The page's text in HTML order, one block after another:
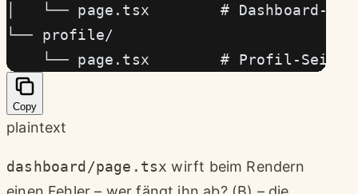
│   └── page.tsx        # Dashboard-
└── profile/
    └── page.tsx        # Profil-Seite
Copy
plaintext
dashboard/page.tsx wirft beim Rendern